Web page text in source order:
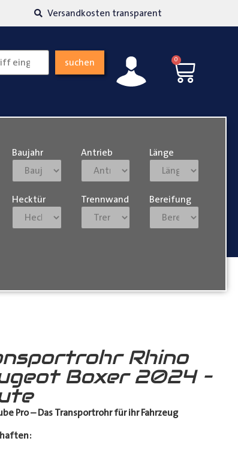
Versandkosten transparent
suchen 0
Baujahr Antrieb Länge
Hecktür Trennwand Bereifung
Rhino
Boxer 2024 –
Pro – Das Transportrohr für ihr Fahrzeug